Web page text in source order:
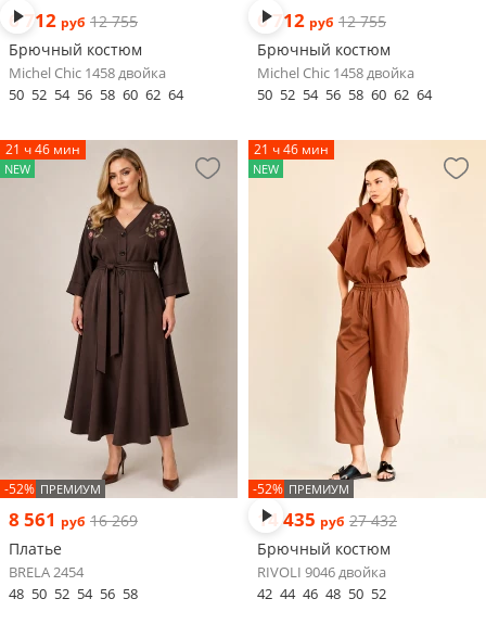
6 712 руб 12 755
Брючный костюм
Michel Chic 1458 двойка
50 52 54 56 58 60 62 64
6 712 руб 12 755
Брючный костюм
Michel Chic 1458 двойка
50 52 54 56 58 60 62 64
21 ч 46 мин
NEW
-52% ПРЕМИУМ
8 561 руб 16 269
Платье
BRELA 2454
48 50 52 54 56 58
21 ч 46 мин
NEW
-52% ПРЕМИУМ
14 435 руб 27 432
Брючный костюм
RIVOLI 9046 двойка
42 44 46 48 50 52